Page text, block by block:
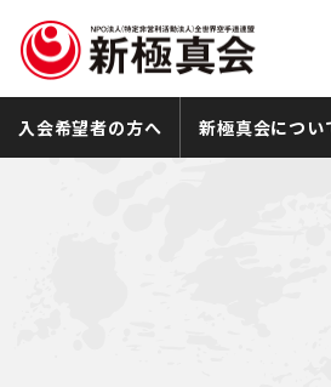
入会希望者の方へ 新極真会につい